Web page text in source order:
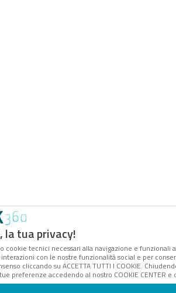
la tua privacy!
cookie tecnici necessari alla navigazione e
con le nostre funzionalità social e per
cliccando su ACCETTA TUTTI I COOKIE.
preferenze accedendo al nostro COOKIE